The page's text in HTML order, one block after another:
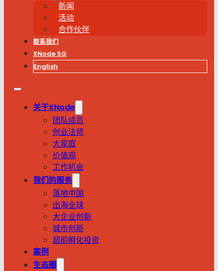
新闻
活动
合作伙伴
联系我们
XNode SG
English
关于XNode
团队成员
创业法师
大家庭
价值观
工作机会
我们的服务
落地中国
出海全球
大企业创新
城市创新
超前孵化投资
案例
生态圈